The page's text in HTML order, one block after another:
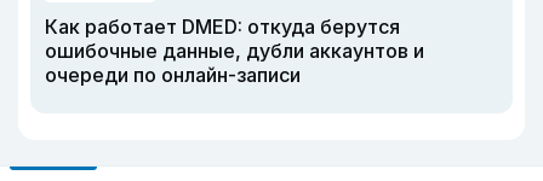
Как работает DMED: откуда берутся
ошибочные данные, дубли аккаунтов и
очереди по онлайн-записи